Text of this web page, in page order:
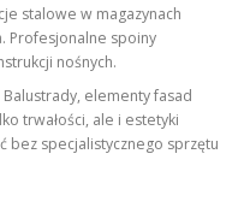
stalowe w magazynach
Profesjonalne spoiny
nośnych.
Balustrady, elementy fasad
trwałości, ale i estetyki
bez specjalistycznego sprzętu